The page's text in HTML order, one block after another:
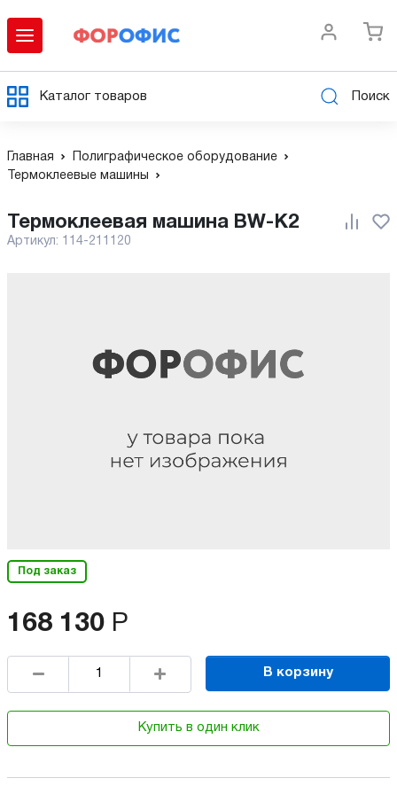
Каталог товаров Поиск
Главная
Полиграфическое оборудование
Термоклеевые машины
Термоклеевая машина BW-K2
Артикул: 114-211120
Под заказ
168 130 Р
В корзину
Купить в один клик